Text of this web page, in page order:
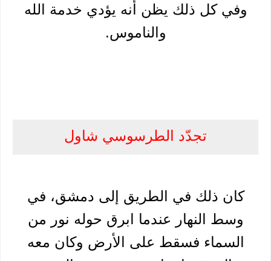
وفي كل ذلك يظن أنه يؤدي خدمة الله
والناموس.
تجدّد الطرسوسي شاول
كان ذلك في الطريق إلى دمشق، في
وسط النهار عندما ابرق حوله نور من
السماء فسقط على الأرض وكان معه